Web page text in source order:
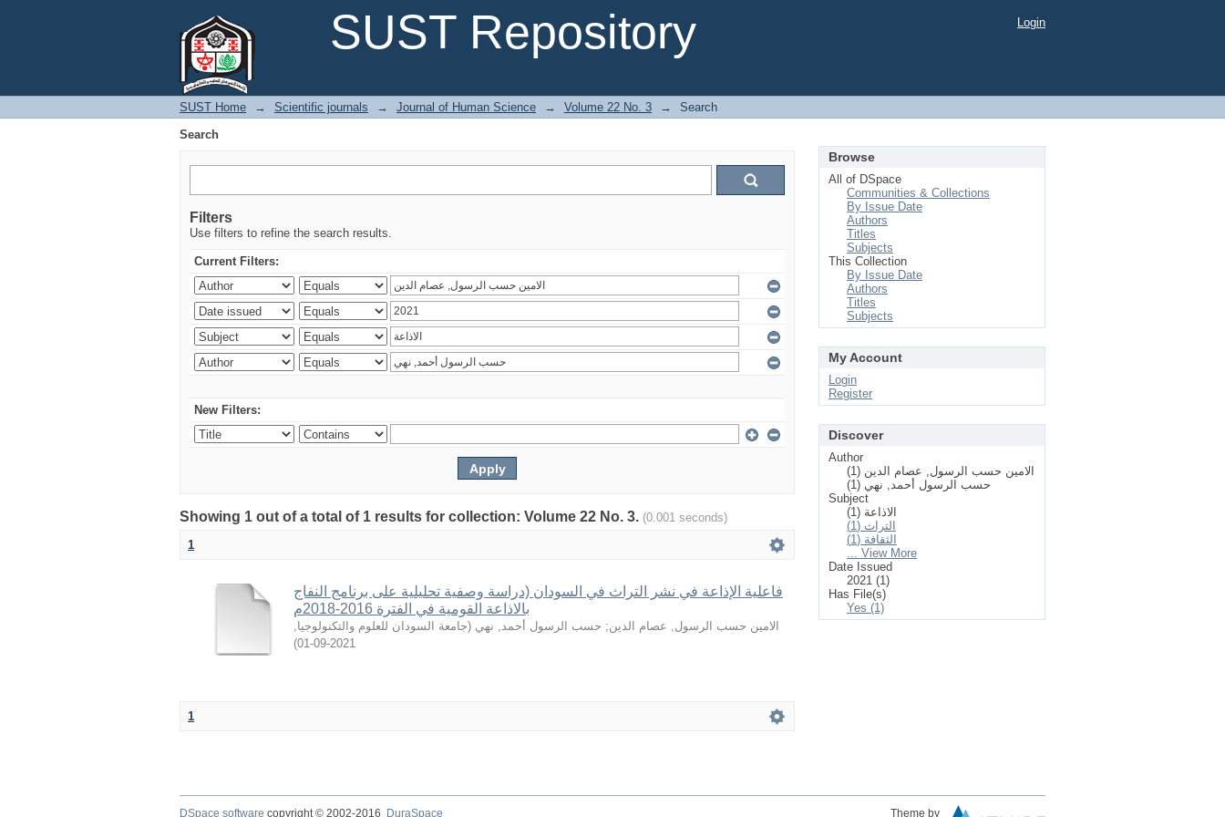
SUST Repository
Login
SUST Home → Scientific journals → Journal of Human Science → Volume 22 No. 3 →
Search
Search
Filters
Use filters to refine the search results.
Current Filters:
New Filters:
Showing 1 out of a total of 1 results for collection: Volume 22 No. 3. (0.001 seconds)
1
فاعلية الإذاعة في نشر التراث في السودان (دراسة وصفية تحليلية على برنامج النفاج
بالاذاعة القومية في الفترة 2016-2018م
الامين حسب الرسول, عصام الدين; حسب الرسول أحمد, نهي (جامعة السودان للعلوم والتكنولوجيا,
2021-09-01
)
1
Browse
All of DSpace
Communities & Collections
By Issue Date
Authors
Titles
Subjects
This Collection
By Issue Date
Authors
Titles
Subjects
My Account
Login
Register
Discover
Author
الامين حسب الرسول, عصام الدين (1)
حسب الرسول أحمد, نهي (1)
Subject
الاذاعة (1)
التراث (1)
الثقافة (1)
... View More
Date Issued
2021 (1)
Has File(s)
Yes (1)
DSpace software copyright © 2002-2016 DuraSpace Theme by